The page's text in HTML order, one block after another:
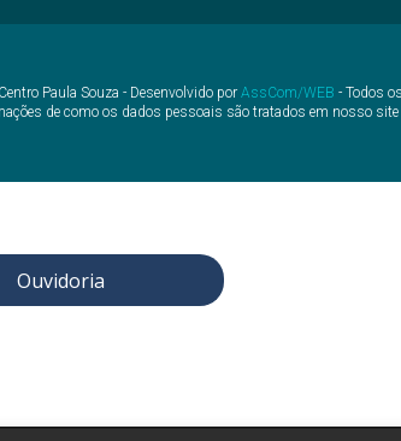
Paula Souza - Desenvolvido por AssCom/WEB - Todos
de como os dados pessoais são tratados em nosso site
Ouvidoria